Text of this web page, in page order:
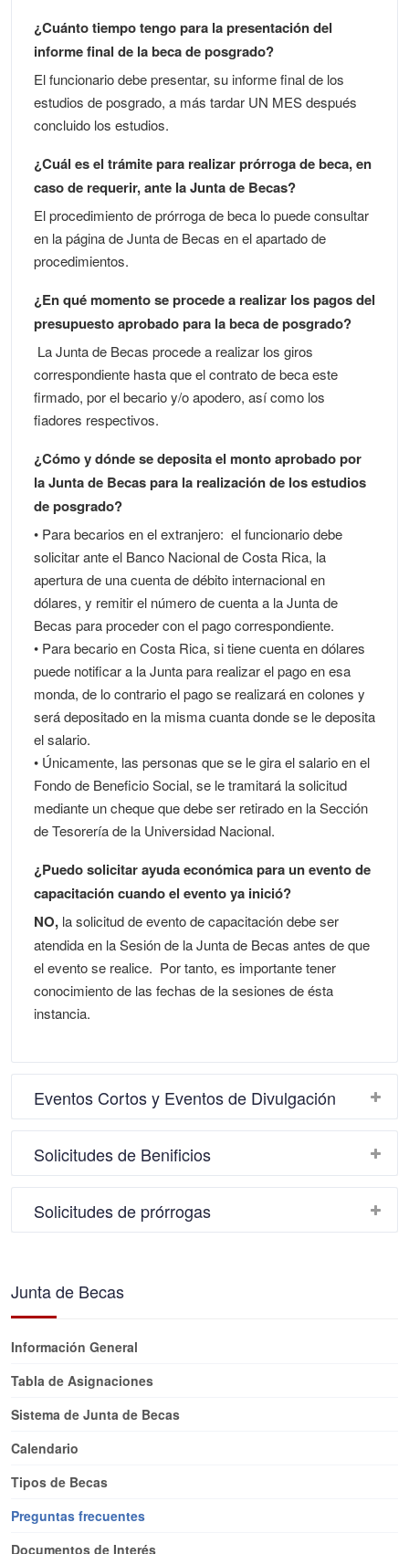
¿Cuánto tiempo tengo para la presentación del
informe final de la beca de posgrado?
El funcionario debe presentar, su informe final de los
estudios de posgrado, a más tardar UN MES después
concluido los estudios.
¿Cuál es el trámite para realizar prórroga de beca, en
caso de requerir, ante la Junta de Becas?
El procedimiento de prórroga de beca lo puede consultar
en la página de Junta de Becas en el apartado de
procedimientos.
¿En qué momento se procede a realizar los pagos del
presupuesto aprobado para la beca de posgrado?
La Junta de Becas procede a realizar los giros
correspondiente hasta que el contrato de beca este
firmado, por el becario y/o apodero, así como los
fiadores respectivos.
¿Cómo y dónde se deposita el monto aprobado por
la Junta de Becas para la realización de los estudios
de posgrado?
• Para becarios en el extranjero: el funcionario debe
solicitar ante el Banco Nacional de Costa Rica, la
apertura de una cuenta de débito internacional en
dólares, y remitir el número de cuenta a la Junta de
Becas para proceder con el pago correspondiente.
• Para becario en Costa Rica, si tiene cuenta en dólares
puede notificar a la Junta para realizar el pago en esa
monda, de lo contrario el pago se realizará en colones y
será depositado en la misma cuanta donde se le deposita
el salario.
• Únicamente, las personas que se le gira el salario en el
Fondo de Beneficio Social, se le tramitará la solicitud
mediante un cheque que debe ser retirado en la Sección
de Tesorería de la Universidad Nacional.
¿Puedo solicitar ayuda económica para un evento de
capacitación cuando el evento ya inició?
NO, la solicitud de evento de capacitación debe ser
atendida en la Sesión de la Junta de Becas antes de que
el evento se realice. Por tanto, es importante tener
conocimiento de las fechas de la sesiones de ésta
instancia.
Eventos Cortos y Eventos de Divulgación
Solicitudes de Benificios
Solicitudes de prórrogas
Junta de Becas
Información General
Tabla de Asignaciones
Sistema de Junta de Becas
Calendario
Tipos de Becas
Preguntas frecuentes
Documentos de Interés